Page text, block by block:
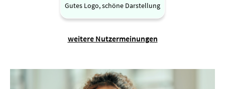
Gutes Logo, schöne Darstellung
weitere Nutzermeinungen